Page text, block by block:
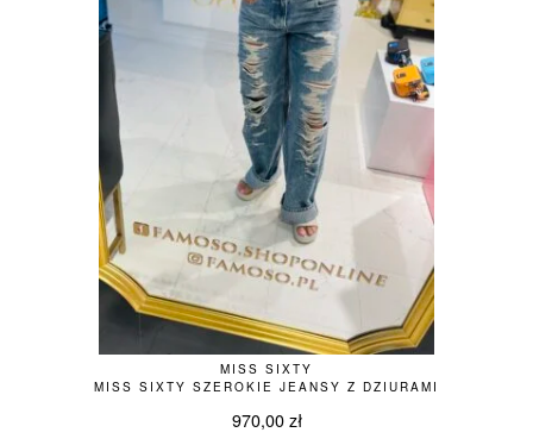
MISS SIXTY
MISS SIXTY SZEROKIE JEANSY Z DZIURAMI
970,00 zł